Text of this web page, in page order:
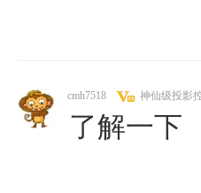
cmh7518 神仙级投影
了解一下